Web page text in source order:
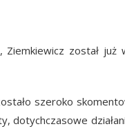
Ziemkiewicz został
szeroko
dotychczasowe